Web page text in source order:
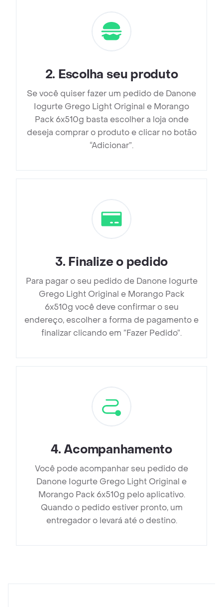
2. Escolha seu produto
Se você quiser fazer um pedido de Danone
Iogurte Grego Light Original e Morango
Pack 6x510g basta escolher a loja onde
deseja comprar o produto e clicar no botão
“Adicionar”.
3. Finalize o pedido
Para pagar o seu pedido de Danone Iogurte
Grego Light Original e Morango Pack
6x510g você deve confirmar o seu
endereço, escolher a forma de pagamento e
finalizar clicando em ”Fazer Pedido”.
4.Acompanhamento
Você pode acompanhar seu pedido de
Danone Iogurte Grego Light Original e
Morango Pack 6x510g pelo aplicativo.
Quando o pedido estiver pronto, um
entregador o levará até o destino.